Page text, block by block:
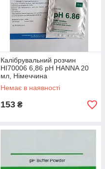
Калібрувальний розчин
HI70006 6,86 pH HANNA 20
мл, Німеччина
Немає в наявності
153 ₴